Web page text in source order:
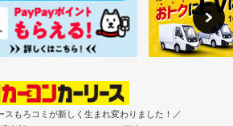
スもろコミが新しく生まれ変わりました！／